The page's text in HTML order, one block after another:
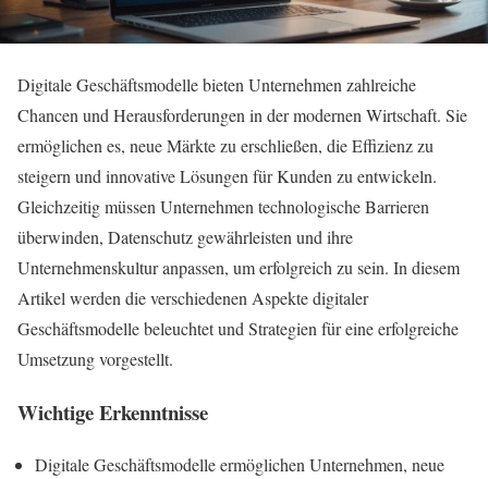
Digitale Geschäftsmodelle bieten Unternehmen zahlreiche
Chancen und Herausforderungen in der modernen Wirtschaft. Sie
ermöglichen es, neue Märkte zu erschließen, die Effizienz zu
steigern und innovative Lösungen für Kunden zu entwickeln.
Gleichzeitig müssen Unternehmen technologische Barrieren
überwinden, Datenschutz gewährleisten und ihre
Unternehmenskultur anpassen, um erfolgreich zu sein. In diesem
Artikel werden die verschiedenen Aspekte digitaler
Geschäftsmodelle beleuchtet und Strategien für eine erfolgreiche
Umsetzung vorgestellt.
Wichtige Erkenntnisse
Digitale Geschäftsmodelle ermöglichen Unternehmen, neue